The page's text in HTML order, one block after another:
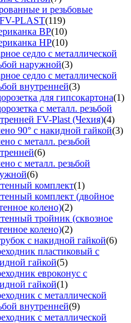
и резьбовые
PLAST(119)
ВР(10)
НР(10)
седло с металлической
наружной(3)
седло с металлической
внутренней(3)
для гипсокартона(1)
с металл. резьбой
FV-Plast (Чехия)(4)
90° с накидной гайкой(3)
с металл. резьбой
(6)
с металл. резьбой
(6)
комплект(1)
комплект (двойное
колено)(2)
тройник (сквозное
колено)(2)
с накидной гайкой(6)
пластиковый с
гайкой(5)
евроконус с
гайкой(1)
с металлической
внутренней(9)
с металлической